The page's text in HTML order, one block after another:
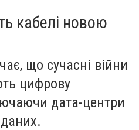
кабелі новою
що сучасні війни
цифрову
дата-центри